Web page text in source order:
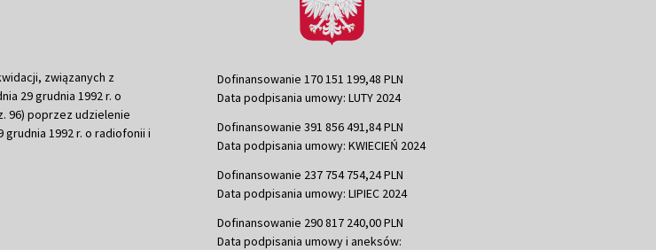
związanych z
29 grudnia 1992 r. o
96) poprzez udzielenie
1992 r. o radiofonii i
Dofinansowanie 170 151 199,48 PLN
Data podpisania umowy: LUTY 2024
Dofinansowanie 391 856 491,84 PLN
Data podpisania umowy: KWIECIEŃ 2024
Dofinansowanie 237 754 754,24 PLN
Data podpisania umowy: LIPIEC 2024
Dofinansowanie 290 817 240,00 PLN
Data podpisania umowy i aneksów: